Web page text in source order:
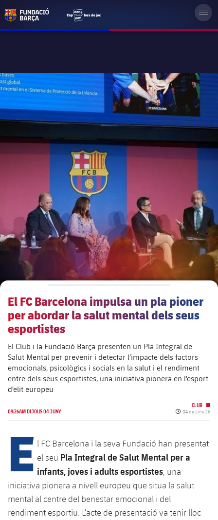
El FC Barcelona impulsa un pla pioner
per abordar la salut mental dels seus
esportistes
El Club i la Fundació Barça presenten un Pla Integral de
Salut Mental per prevenir i detectar l’impacte dels factors
emocionals, psicològics i socials en la salut i el rendiment
entre dels seus esportistes, una iniciativa pionera en l’esport
d’elit europeu
09:26AM DIJOUS 04 JUNY
CLUB
Data de
04 de juny 26
E l FC Barcelona i la seva Fundació han presentat
el seu Pla Integral de Salut Mental per a
infants, joves i adults esportistes, una
iniciativa pionera a nivell europeu que situa la salut
mental al centre del benestar emocional i del
rendiment esportiu. L’acte de presentació va tenir lloc